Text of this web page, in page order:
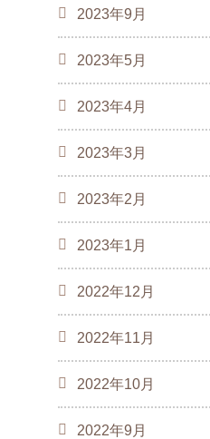
2023年9月
2023年5月
2023年4月
2023年3月
2023年2月
2023年1月
2022年12月
2022年11月
2022年10月
2022年9月